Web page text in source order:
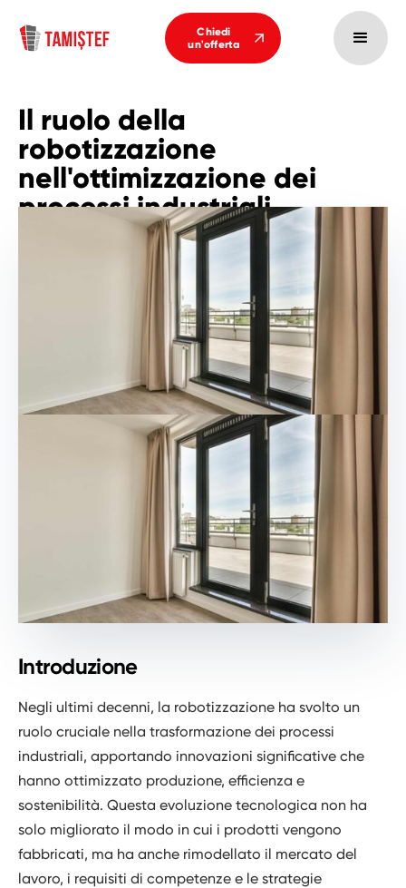
Chiedi
un'offerta
Il ruolo della
robotizzazione
nell'ottimizzazione dei
processi industriali
Introduzione
Negli ultimi decenni, la robotizzazione ha svolto un
ruolo cruciale nella trasformazione dei processi
industriali, apportando innovazioni significative che
hanno ottimizzato produzione, efficienza e
sostenibilità. Questa evoluzione tecnologica non ha
solo migliorato il modo in cui i prodotti vengono
fabbricati, ma ha anche rimodellato il mercato del
lavoro, i requisiti di competenze e le strategie